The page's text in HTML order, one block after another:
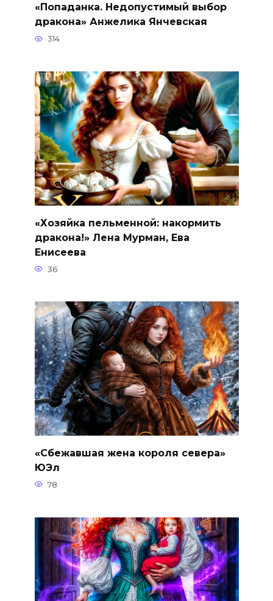
«Попаданка. Недопустимый выбор
дракона» Анжелика Янчевская
314
«Хозяйка пельменной: накормить
дракона!» Лена Мурман, Ева
Енисеева
36
«Сбежавшая жена короля севера»
ЮЭл
78